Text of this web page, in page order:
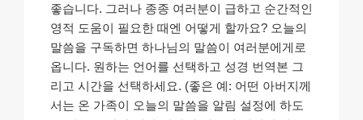
좋습니다. 그러나 종종 여러분이 급하고 순간적인
영적 도움이 필요한 때엔 어떻게 할까요? 오늘의
말씀을 구독하면 하나님의 말씀이 여러분에게로
옵니다. 원하는 언어를 선택하고 성경 번역본 그
리고 시간을 선택하세요. (좋은 예: 어떤 아버지께
서는 온 가족이 오늘의 말씀을 알림 설정에 하도